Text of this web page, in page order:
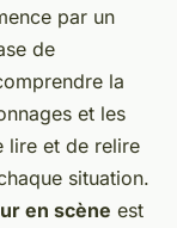
par un
de
la
et les
lire et de relire
situation.
en scène est